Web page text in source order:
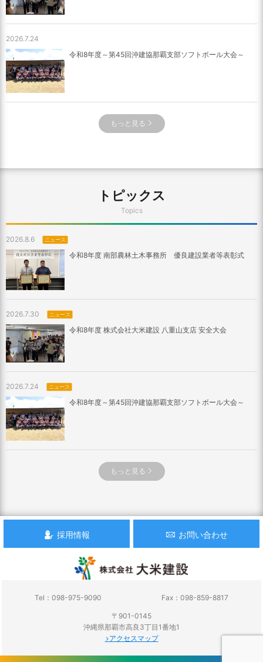
2026.7.24
令和8年度～第45回沖建協那覇支部ソフトボール大会～
もっと見る
トピックス
Topics
2026.8.6 ニュース
令和8年度 南部農林土木事務所 優良建設業者等表彰式
2026.7.30 ニュース
令和8年度 株式会社大米建設 八重山支店 安全大会
2026.7.24 ニュース
令和8年度～第45回沖建協那覇支部ソフトボール大会～
もっと見る
採用情報 お問い合わせ
Tel：098-975-9090 Fax：098-859-8817
〒901-0145
沖縄県那覇市高良3丁目1番地1
アクセスマップ